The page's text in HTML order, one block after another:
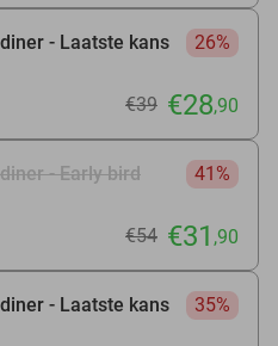
- Laatste kans
26%
€39 €28,90
- Early bird
41%
€54 €31 ,90
- Laatste kans
35%